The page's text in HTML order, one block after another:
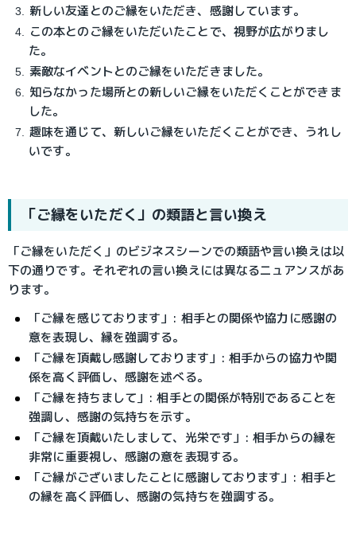
新しい友達とのご縁をいただき、感謝しています。
この本とのご縁をいただいたことで、視野が広がりまし
た。
素敵なイベントとのご縁をいただきました。
知らなかった場所との新しいご縁をいただくことができま
した。
趣味を通じて、新しいご縁をいただくことができ、うれし
いです。
「ご縁をいただく」の類語と言い換え
「ご縁をいただく」のビジネスシーンでの類語や言い換えは以
下の通りです。それぞれの言い換えには異なるニュアンスがあ
ります。
「ご縁を感じております」 : 相手との関係や協力に感謝の
意を表現し、縁を強調する。
「ご縁を頂戴し感謝しております」 : 相手からの協力や関
係を高く評価し、感謝を述べる。
「ご縁を持ちまして」 : 相手との関係が特別であることを
強調し、感謝の気持ちを示す。
「ご縁を頂戴いたしまして、光栄です」 : 相手からの縁を
非常に重要視し、感謝の意を表現する。
「ご縁がございましたことに感謝しております」 : 相手と
の縁を高く評価し、感謝の気持ちを強調する。